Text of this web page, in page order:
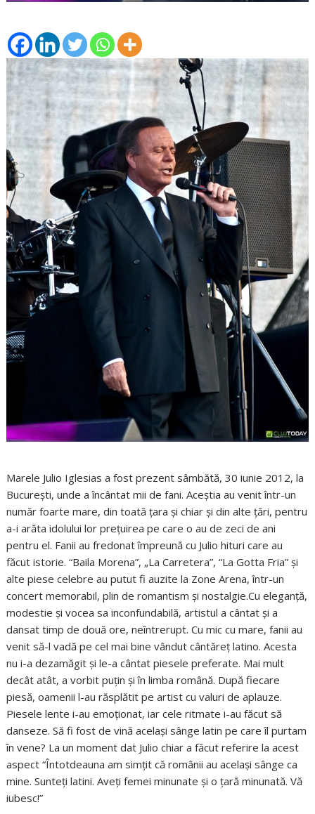
Marele Julio Iglesias a fost prezent sâmbătă, 30 iunie 2012, la
Bucureşti, unde a încântat mii de fani. Aceştia au venit într-un
număr foarte mare, din toată ţara şi chiar şi din alte ţări, pentru
a-i arăta idolului lor preţuirea pe care o au de zeci de ani
pentru el. Fanii au fredonat împreună cu Julio hituri care au
făcut istorie. “Baila Morena”, „La Carretera”, “La Gotta Fria” şi
alte piese celebre au putut fi auzite la Zone Arena, într-un
concert memorabil, plin de romantism şi nostalgie.Cu eleganţă,
modestie şi vocea sa inconfundabilă, artistul a cântat şi a
dansat timp de două ore, neîntrerupt. Cu mic cu mare, fanii au
venit să-l vadă pe cel mai bine vândut cântăreţ latino. Acesta
nu i-a dezamăgit şi le-a cântat piesele preferate. Mai mult
decât atât, a vorbit puţin şi în limba română. După fiecare
piesă, oamenii l-au răsplătit pe artist cu valuri de aplauze.
Piesele lente i-au emoţionat, iar cele ritmate i-au făcut să
danseze. Să fi fost de vină acelaşi sânge latin pe care îl purtam
în vene? La un moment dat Julio chiar a făcut referire la acest
aspect “Întotdeauna am simţit că românii au acelaşi sânge ca
mine. Sunteţi latini. Aveţi femei minunate şi o ţară minunată. Vă
iubesc!”